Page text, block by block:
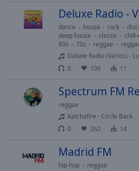
Opacity
Deluxe Radio -
dance house rock
deep house
classic
80s
70s reggae
Deluxe Radio (Varios) - Luz Casal
0
100 11
Spectrum FM
reggae
Katchafire - Circle Back
0
262 14
Madrid FM
hip-hop
reggae